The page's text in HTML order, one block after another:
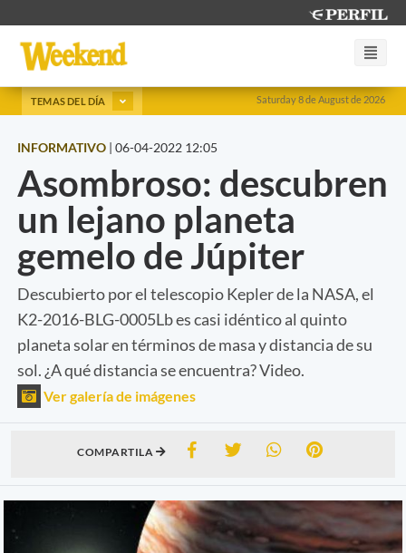
Saturday 8 de August de 2026
TEMAS DEL DÍA
INFORMATIVO | 06-04-2022 12:05
Asombroso: descubren
un lejano planeta
gemelo de Júpiter
Descubierto por el telescopio Kepler de la NASA, el
K2-2016-BLG-0005Lb es casi idéntico al quinto
planeta solar en términos de masa y distancia de su
sol. ¿A qué distancia se encuentra? Video.
Ver galería de imágenes
COMPARTILA